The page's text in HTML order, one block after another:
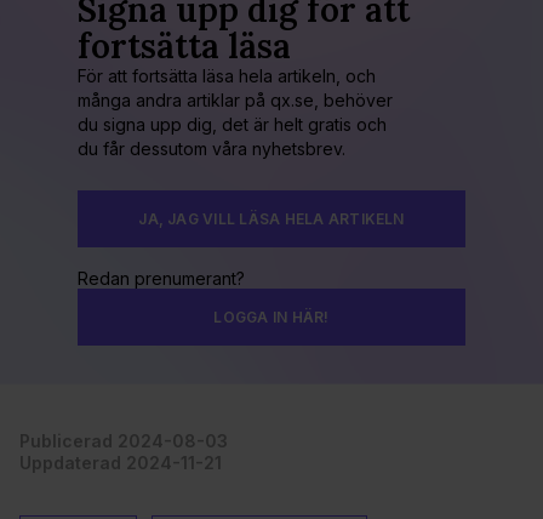
Signa upp dig för att
fortsätta läsa
För att fortsätta läsa hela artikeln, och
många andra artiklar på qx.se, behöver
du signa upp dig, det är helt gratis och
du får dessutom våra nyhetsbrev.
JA, JAG VILL LÄSA HELA ARTIKELN
Redan prenumerant?
LOGGA IN HÄR!
Publicerad 2024-08-03
Uppdaterad 2024-11-21